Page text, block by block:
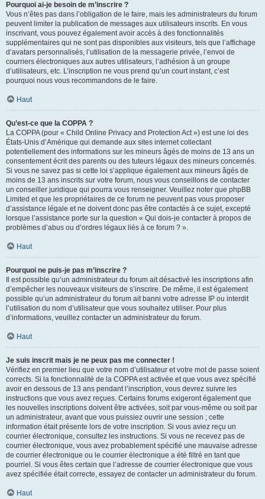
Pourquoi ai-je besoin de m’inscrire ?
Vous n’êtes pas dans l’obligation de le faire, mais les administrateurs du forum
peuvent limiter la publication de messages aux utilisateurs inscrits. En vous
inscrivant, vous pouvez également avoir accès à des fonctionnalités
supplémentaires qui ne sont pas disponibles aux visiteurs, tels que l’affichage
d’avatars personnalisés, l’utilisation de la messagerie privée, l’envoi de
courriers électroniques aux autres utilisateurs, l’adhésion à un groupe
d’utilisateurs, etc. L’inscription ne vous prend qu’un court instant, c’est
pourquoi nous vous recommandons de le faire.
Haut
Qu’est-ce que la COPPA ?
La COPPA (pour « Child Online Privacy and Protection Act ») est une loi des
États-Unis d’Amérique qui demande aux sites internet collectant
potentiellement des informations sur les mineurs âgés de moins de 13 ans un
consentement écrit des parents ou des tuteurs légaux des mineurs concernés.
Si vous ne savez pas si cette loi s’applique également aux mineurs âgés de
moins de 13 ans inscrits sur votre forum, nous vous conseillons de contacter
un conseiller juridique qui pourra vous renseigner. Veuillez noter que phpBB
Limited et que les propriétaires de ce forum ne peuvent pas vous proposer
d’assistance légale et ne doivent donc pas être contactés à ce sujet, excepté
lorsque l’assistance porte sur la question « Qui dois-je contacter à propos de
problèmes d’abus ou d’ordres légaux liés à ce forum ? ».
Haut
Pourquoi ne puis-je pas m’inscrire ?
Il est possible qu’un administrateur du forum ait désactivé les inscriptions afin
d’empêcher les nouveaux visiteurs de s’inscrire. De même, il est également
possible qu’un administrateur du forum ait banni votre adresse IP ou interdit
l’utilisation du nom d’utilisateur que vous souhaitez utiliser. Pour plus
d’informations, veuillez contacter un administrateur du forum.
Haut
Je suis inscrit mais je ne peux pas me connecter !
Vérifiez en premier lieu que votre nom d’utilisateur et votre mot de passe soient
corrects. Si la fonctionnalité de la COPPA est activée et que vous avez spécifié
avoir en dessous de 13 ans pendant l’inscription, vous devrez suivre les
instructions que vous avez reçues. Certains forums exigeront également que
les nouvelles inscriptions doivent être activées, soit par vous-même ou soit par
un administrateur, avant que vous puissiez ouvrir une session ; cette
information était présente lors de votre inscription. Si vous aviez reçu un
courrier électronique, consultez les instructions. Si vous ne recevez pas de
courrier électronique, vous avez probablement spécifié une mauvaise adresse
de courrier électronique ou le courrier électronique a été filtré en tant que
pourriel. Si vous êtes certain que l’adresse de courrier électronique que vous
avez spécifiée était correcte, essayez de contacter un administrateur du forum.
Haut